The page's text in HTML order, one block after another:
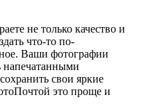
не только качество и
что-то по-
Ваши фотографии
напечатанными
свои яркие
это проще и